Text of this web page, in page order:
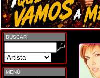
BUSCAR
MENÚ